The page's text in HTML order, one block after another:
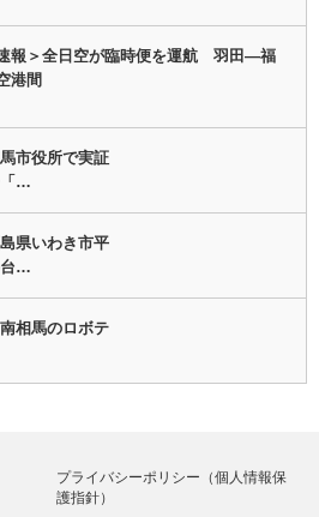
報＞全日空が臨時便を運航 羽田―福
港間
市役所で実証
「…
県いわき市平
台…
相馬のロボテ
プライバシーポリシー（個人情報保
護指針）